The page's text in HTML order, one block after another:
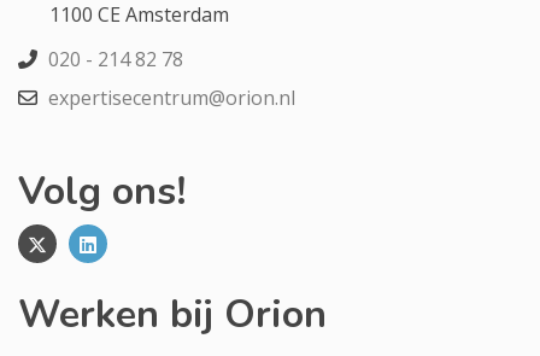
1100 CE Amsterdam
020 - 214 82 78
expertisecentrum@orion.nl
Volg ons!
Werken bij Orion